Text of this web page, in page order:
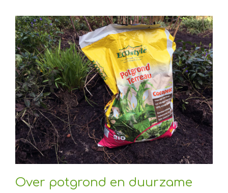
Over potgrond en duurzame